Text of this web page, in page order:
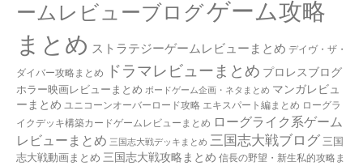
ームレビューブログゲーム攻略
まとめ ストラテジーゲームレビューまとめ デイヴ・ザ・
ダイバー攻略まとめ ドラマレビューまとめ プロレスブログ
ホラー映画レビューまとめ ボードゲーム企画・ネタまとめ マンガレビュ
ーまとめ ユニコーンオーバーロード攻略 エキスパート編まとめ ローグラ
イクデッキ構築カードゲームレビューまとめ ローグライク系ゲーム
レビューまとめ 三国志大戦デッキまとめ 三国志大戦ブログ 三国
志大戦動画まとめ 三国志大戦攻略まとめ 信長の野望・新生私的攻略ま